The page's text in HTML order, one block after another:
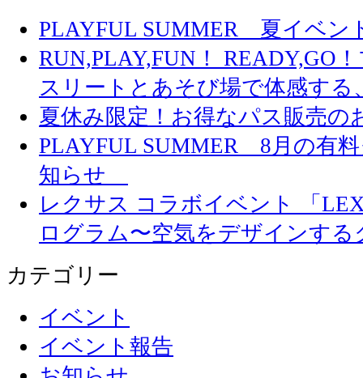
PLAYFUL SUMMER 夏イベ
RUN,PLAY,FUN！ READY,GO
スリートとあそび場で体感する
夏休み限定！お得なパス販売の
PLAYFUL SUMMER 8月の有
知らせ
レクサス コラボイベント 「
ログラム〜空気をデザインす
カテゴリー
イベント
イベント報告